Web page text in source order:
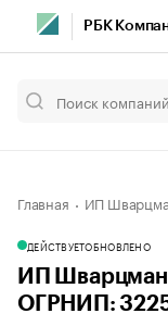
РБК
Главная ИП
ДЕЙСТВУЕТОБНОВЛЕНО
ИП Шварцман
ОГРНИП: